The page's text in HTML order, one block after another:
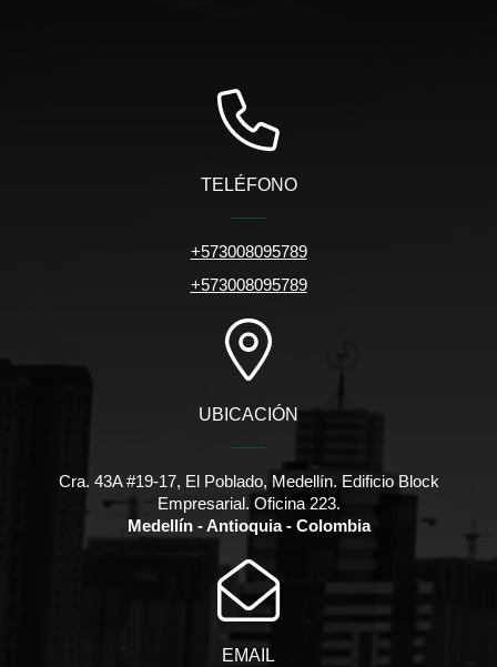
TELÉFONO
+573008095789
+573008095789
UBICACIÓN
Cra. 43A #19-17, El Poblado, Medellín. Edificio Block
Empresarial. Oficina 223.
Medellín - Antioquia - Colombia
EMAIL